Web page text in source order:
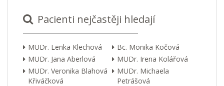
Pacienti nejčastěji hledají
MUDr. Lenka Klechová
Bc. Monika Kočová
MUDr. Jana Aberlová
MUDr. Irena Kolářová
MUDr. Veronika Blahová
Křiváčková
MUDr. Michaela
Petrášová